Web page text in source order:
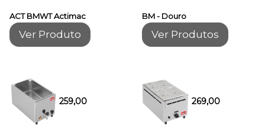
ACT BMWT Actimac
Ver Produto
BM - Douro
Ver Produtos
259,00 269,00